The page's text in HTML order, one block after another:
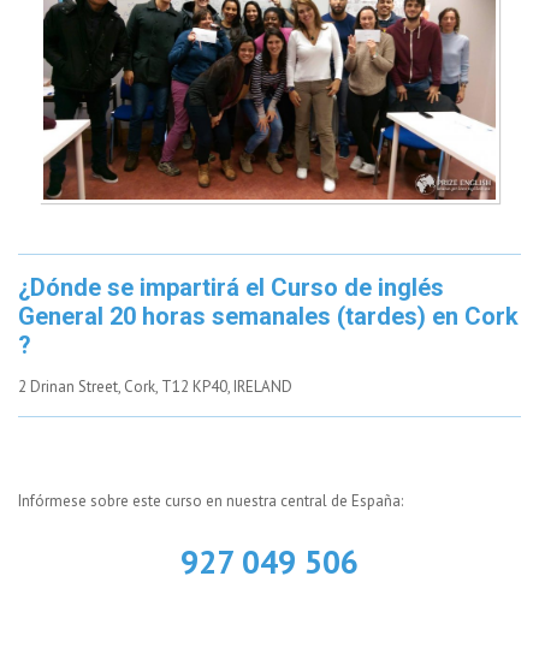
¿Dónde se impartirá el Curso de inglés
General 20 horas semanales (tardes) en Cork
?
2 Drinan Street, Cork, T12 KP40, IRELAND
Infórmese sobre este curso en nuestra central de España:
927 049 506